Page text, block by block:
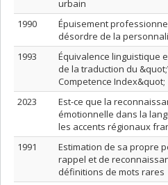
urbain
1990
Épuisement
désordre de la
1993
Équivalence linguistique
de la traduction du
Competence Index&quot;
2023
Est-ce que la
émotionnelle dans la
les accents régionaux
1991
Estimation de sa propre
rappel et de
définitions de mots rares